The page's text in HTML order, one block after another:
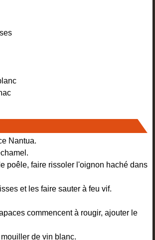
Nantua.
poêle, faire rissoler l'oignon haché dans
et les faire sauter à feu vif.
commencent à rougir, ajouter le
de vin blanc.